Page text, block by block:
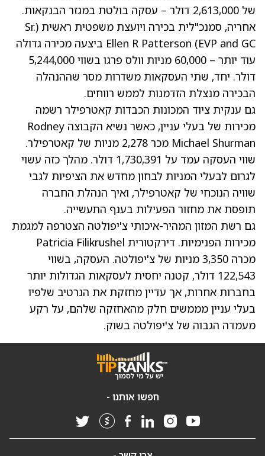
של 2,613,000 דולר – עסקה בולטת במגזר הבנקאות.
אחריה, סמנכ"לית בכירה ויועצת משפטית ראשית (Sr.
EVP and GC) Ellen R Patterson ביצעה מכירה גדולה
עוד יותר – 60,000 מניות וולס פרגו בשווי 5,244,000
דולר. יחד, שתי העסקאות משדרות מסר שההנהלה
הבכירה מנצלת הזדמנות לממש רווחים.
גם ענקית ציוד המכונות הכבדות קאטרפילר רשמה
מכירות של בעלי עניין, כאשר נשיא הקבוצה Rodney
Michael Shurman מכר 2,278 מניות של קאטרפילר.
שווי העסקה עמד על 1,730,391 דולר. מהלך כזה עשוי
לגרום לבעלי המניות לבחון מחדש את הציפיות לגבי
שוויה הנוכחי של קאטרפילר, ואיך הנהלת החברה
תופסת את מחזור הפעילות בענף התעשייה.
גם רשת המזון המהיר-איכותי צ'יפולטה הצטרפה למגמת
מכירות הפנימיות. דירקטורית Patricia Filikrushel
מכרה 3,350 מניות של צ'יפולטה. העסקה, בשווי
122,543 דולר, קטנה יחסית לעסקאות הגדולות יותר
בחברות אחרות, אך עדיין מחזקת את הנרטיב שלפיו
בעלי עניין מממשים חלק מהאחזקה שלהם, על רקע
מעמדה הגבוה של צ'יפולטה בשוק.
חפשו אותנו -